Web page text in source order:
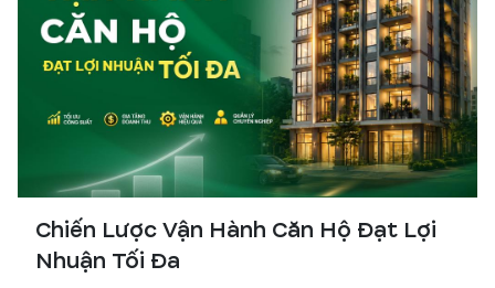
Chiến Lược Vận Hành Căn Hộ Đạt Lợi
Nhuận Tối Đa